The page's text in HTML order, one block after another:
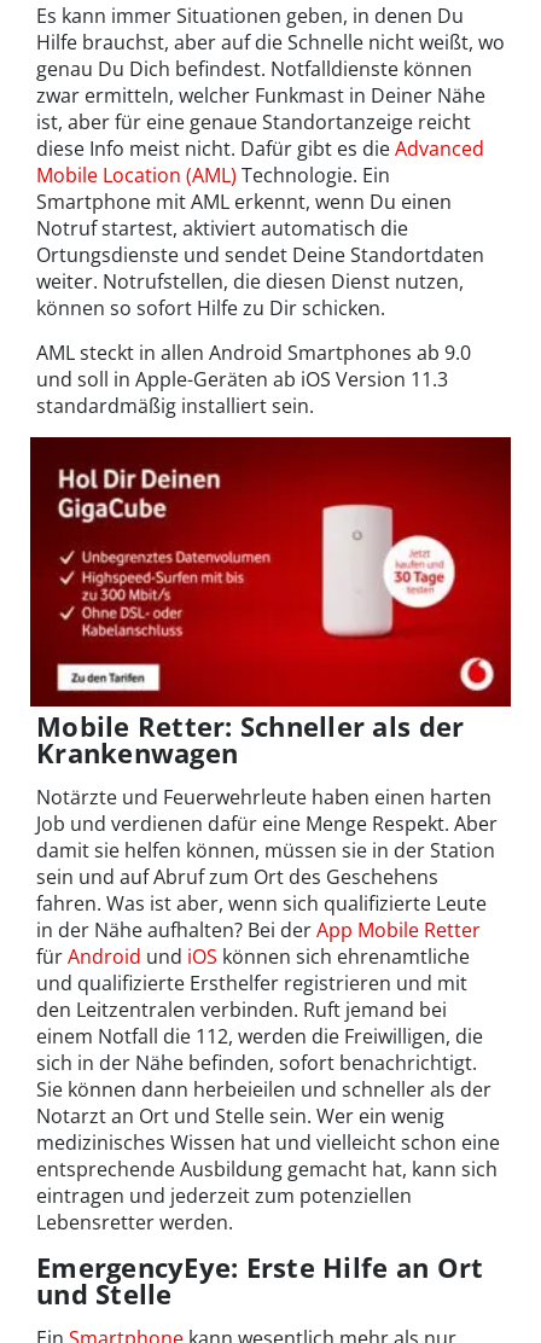
Es kann immer Situationen geben, in denen Du
Hilfe brauchst, aber auf die Schnelle nicht weißt, wo
genau Du Dich befindest. Notfalldienste können
zwar ermitteln, welcher Funkmast in Deiner Nähe
ist, aber für eine genaue Standortanzeige reicht
diese Info meist nicht. Dafür gibt es dieAdvanced
Mobile Location (AML) Technologie. Ein
Smartphone mit AML erkennt, wenn Du einen
Notruf startest, aktiviert automatisch die
Ortungsdienste und sendet Deine Standortdaten
weiter. Notrufstellen, die diesen Dienst nutzen,
können so sofort Hilfe zu Dir schicken.
AML steckt in allen Android Smartphones ab 9.0
und soll in Apple-Geräten ab iOS Version 11.3
standardmäßig installiert sein.
Mobile Retter: Schneller als der
Krankenwagen
Notärzte und Feuerwehrleute haben einen harten
Job und verdienen dafür eine Menge Respekt. Aber
damit sie helfen können, müssen sie in der Station
sein und auf Abruf zum Ort des Geschehens
fahren. Was ist aber, wenn sich qualifizierte Leute
in der Nähe aufhalten? Bei derApp Mobile Retter
fürAndroid und iOS können sich ehrenamtliche
und qualifizierte Ersthelfer registrieren und mit
den Leitzentralen verbinden. Ruft jemand bei
einem Notfall die 112, werden die Freiwilligen, die
sich in der Nähe befinden, sofort benachrichtigt.
Sie können dann herbeieilen und schneller als der
Notarzt an Ort und Stelle sein. Wer ein wenig
medizinisches Wissen hat und vielleicht schon eine
entsprechende Ausbildung gemacht hat, kann sich
eintragen und jederzeit zum potenziellen
Lebensretter werden.
EmergencyEye: Erste Hilfe an Ort
und Stelle